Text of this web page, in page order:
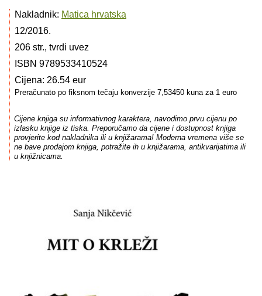
Nakladnik: Matica hrvatska
12/2016.
206 str., tvrdi uvez
ISBN 9789533410524
Cijena: 26.54 eur
Preračunato po fiksnom tečaju konverzije 7,53450 kuna za 1 euro
Cijene knjiga su informativnog karaktera, navodimo prvu cijenu po
izlasku knjige iz tiska. Preporučamo da cijene i dostupnost knjiga
provjerite kod nakladnika ili u knjižarama! Moderna vremena više se
ne bave prodajom knjiga, potražite ih u knjižarama, antikvarijatima ili
u knjižnicama.